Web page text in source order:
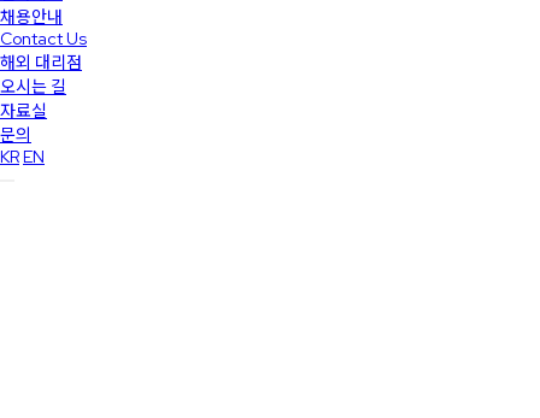
채용안내
Contact Us
해외 대리점
오시는 길
자료실
문의
KREN